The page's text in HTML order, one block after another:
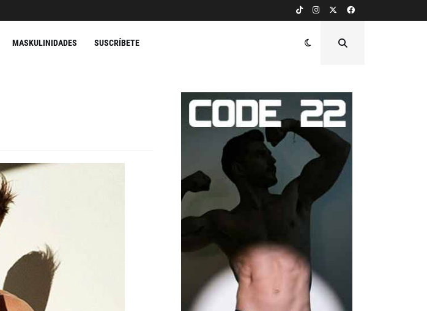
MASKULINIDADES SUSCRÍBETE